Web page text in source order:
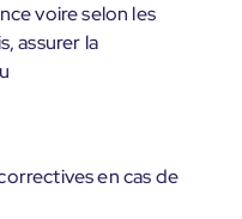
voire selon les
assurer la
en cas de